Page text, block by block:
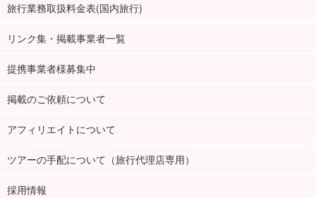
旅行業務取扱料金表(国内旅行)
リンク集・掲載事業者一覧
提携事業者様募集中
掲載のご依頼について
アフィリエイトについて
ツアーの手配について（旅行代理店専用）
採用情報